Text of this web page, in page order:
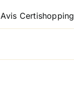
Avis Certishopping